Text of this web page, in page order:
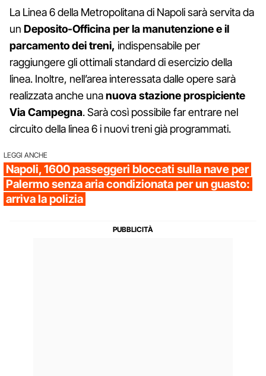
La Linea 6 della Metropolitana di Napoli sarà servita da
un Deposito-Officina per la manutenzione e il
parcamento dei treni, indispensabile per
raggiungere gli ottimali standard di esercizio della
linea. Inoltre, nell’area interessata dalle opere sarà
realizzata anche unanuova stazione prospiciente
Via Campegna. Sarà così possibile far entrare nel
circuito della linea 6 i nuovi treni già programmati.
LEGGI ANCHE
Napoli, 1600 passeggeri bloccati sulla nave per
Palermo senza aria condizionata per un guasto:
arriva la polizia